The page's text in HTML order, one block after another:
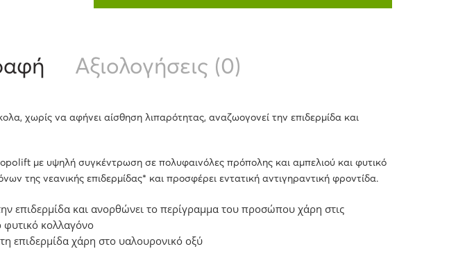
Αξιολογήσεις (0)
χωρίς να αφήνει αίσθηση λιπαρότητας, αναζωογονεί την επιδερμίδα και
με υψηλή συγκέντρωση σε πολυφαινόλες πρόπολης και αμπελιού και φυτικό
της νεανικής επιδερμίδας* και προσφέρει εντατική αντιγηραντική φροντίδα.
επιδερμίδα και ανορθώνει το περίγραμμα του προσώπου χάρη στις
φυτικό κολλαγόνο
επιδερμίδα χάρη στο υαλουρονικό οξύ